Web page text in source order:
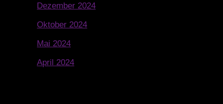
Dezember 2024
Oktober 2024
Mai 2024
April 2024